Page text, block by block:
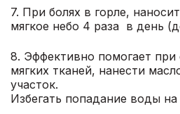
7. При болях в горле,
мягкое небо 4 раза в день
8. Эффективно помогает при
мягких тканей, нанести
участок.
Избегать попадание воды на